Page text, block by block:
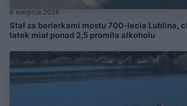
6 sierpnia 2026
Stał za barierkami mostu 700-lecia Lublina,
latek miał ponad 2,5 promila alkoholu